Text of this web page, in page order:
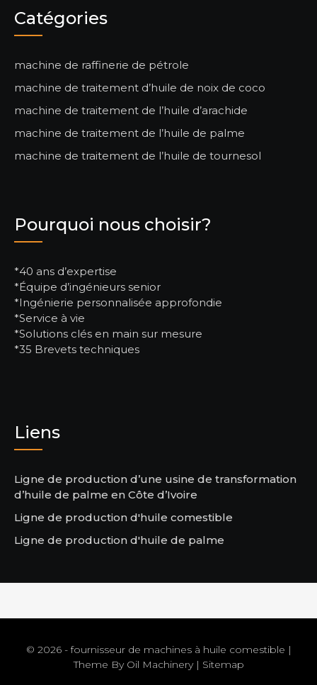
Catégories
machine de raffinerie de pétrole
machine de traitement d’huile de noix de coco
machine de traitement de l’huile d’arachide
machine de traitement de l’huile de palme
machine de traitement de l’huile de tournesol
Pourquoi nous choisir?
*40 ans d’expertise
*Équipe d’ingénieurs senior
*Ingénierie personnalisée approfondie
*Service à vie
*Solutions clés en main sur mesure
*35 Brevets techniques
Liens
Ligne de production d’une usine de transformation
d’huile de palme en Côte d’Ivoire
Ligne de production d'huile comestible
Ligne de production d'huile de palme
© 2026 - fournisseur de machines à huile comestible |
Theme By Oil Machinery| Sitemap